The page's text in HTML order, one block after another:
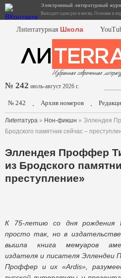
Электронный литературный
Выходит один раз в месяц. Основан в
Лиterraтурная Школа
№ 242 июль-август 2026 г.
№ 242 . Архив номеров .
Лиterraтура » Нон-фикшн » Эллендея
Бродского памятник сейчас –
Эллендея Проффер
из Бродского
преступление»
К 75-летию со дня рождения
просто так, но в
вышла книга мемуаров
издателя и писателя Эллендеи
Проффер и их «Ardis»,